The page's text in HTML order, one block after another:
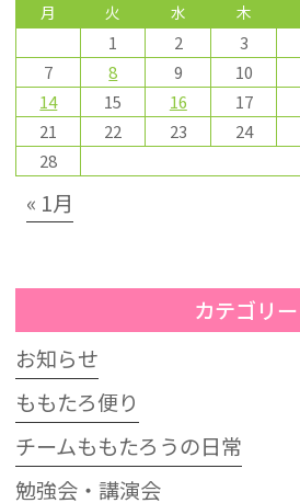
月 火 水 木
1 2 3
7
8 9 10
14
15 16 17
21
22 23 24
28
« 1月
カテゴリー
お知らせ
ももたろ便り
チームももたろうの日常
勉強会・講演会